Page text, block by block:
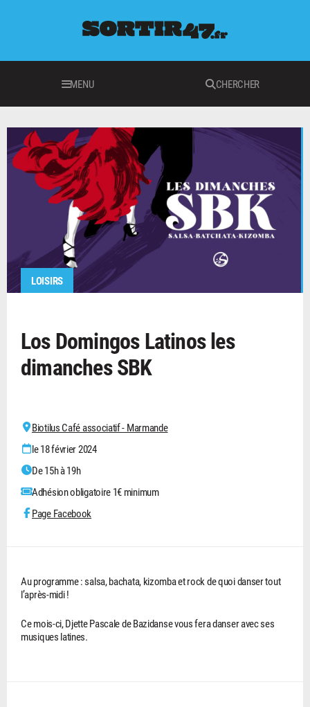
MENU CHERCHER
LOISIRS
Los Domingos Latinos les
dimanches SBK
Biotilus Café associatif - Marmande
le 18 février 2024
De 15h à 19h
Adhésion obligatoire 1€ minimum
Page Facebook
Au programme : salsa, bachata, kizomba et rock de quoi danser tout
l’après-midi !
Ce mois-ci, Djette Pascale de Bazidanse vous fera danser avec ses
musiques latines.